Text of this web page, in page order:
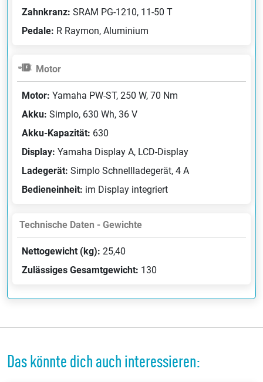
Zahnkranz: SRAM PG-1210, 11-50 T
Pedale: R Raymon, Aluminium
Motor
Motor: Yamaha PW-ST, 250 W, 70 Nm
Akku: Simplo, 630 Wh, 36 V
Akku-Kapazität: 630
Display: Yamaha Display A, LCD-Display
Ladegerät: Simplo Schnellladegerät, 4 A
Bedieneinheit: im Display integriert
Technische Daten - Gewichte
Nettogewicht (kg): 25,40
Zulässiges Gesamtgewicht: 130
Das könnte dich auch interessieren: